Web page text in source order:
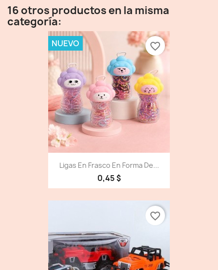
16 otros productos en la misma
categoría:
Ligas En Frasco En Forma De...
0,45 $
NUEVO favorite_border
favorite_border